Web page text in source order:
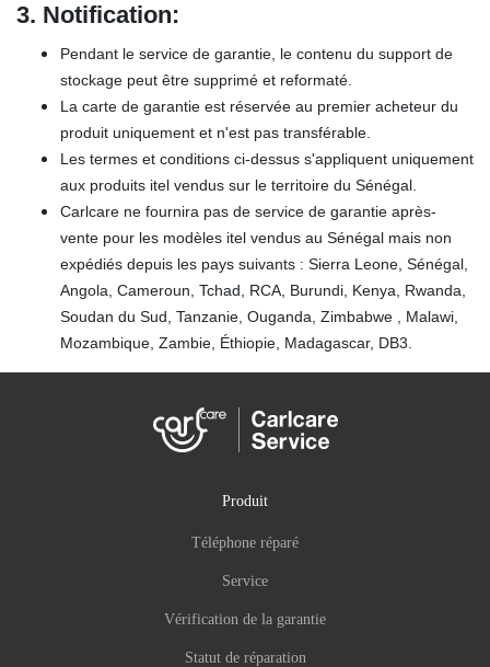
3. Notification:
Pendant le service de garantie, le contenu du support de
stockage peut être supprimé et reformaté.
La carte de garantie est réservée au premier acheteur du
produit uniquement et n'est pas transférable.
Les termes et conditions ci-dessus s'appliquent uniquement
aux produits itel vendus sur le territoire du Sénégal.
Carlcare ne fournira pas de service de garantie après-
vente pour les modèles itel vendus au Sénégal mais non
expédiés depuis les pays suivants : Sierra Leone, Sénégal,
Angola, Cameroun, Tchad, RCA, Burundi, Kenya, Rwanda,
Soudan du Sud, Tanzanie, Ouganda, Zimbabwe , Malawi,
Mozambique, Zambie, Éthiopie, Madagascar, DB3.
Produit
Téléphone réparé
Service
Vérification de la garantie
Statut de réparation